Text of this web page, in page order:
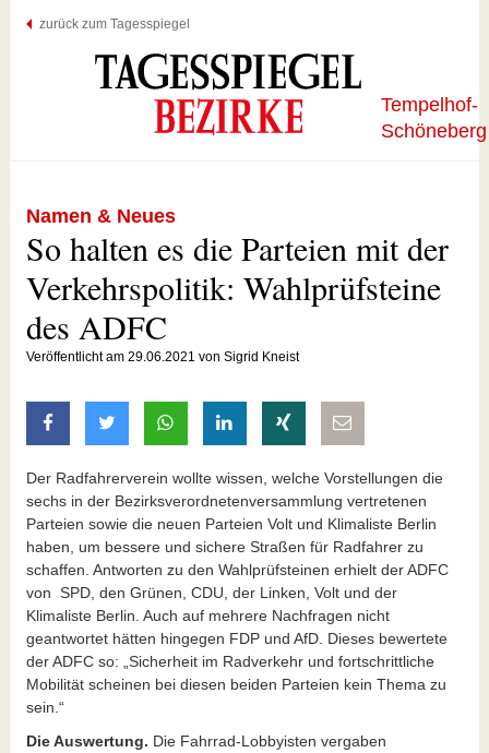
zurück zum Tagesspiegel
Tempelhof-
Schöneberg
Namen & Neues
So halten es die Parteien mit der
Verkehrspolitik: Wahlprüfsteine
des ADFC
Veröffentlicht am 29.06.2021 von Sigrid Kneist
auf Facebook teilen
auf Twitter teilenmit Whatsapp teilen
auf LinkedIn teilen
auf Xing teilen
Der Radfahrerverein wollte wissen, welche Vorstellungen die
sechs in der Bezirksverordnetenversammlung vertretenen
Parteien sowie die neuen Parteien Volt und Klimaliste Berlin
haben, um bessere und sichere Straßen für Radfahrer zu
schaffen. Antworten zu den Wahlprüfsteinen erhielt der ADFC
von SPD, den Grünen, CDU, der Linken, Volt und der
Klimaliste Berlin. Auch auf mehrere Nachfragen nicht
geantwortet hätten hingegen FDP und AfD. Dieses bewertete
der ADFC so: „Sicherheit im Radverkehr und fortschrittliche
Mobilität scheinen bei diesen beiden Parteien kein Thema zu
sein.“
Die Auswertung. Die Fahrrad-Lobbyisten vergaben